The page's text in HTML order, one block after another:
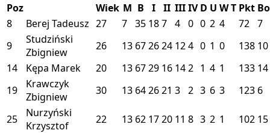
Poz Wiek M B I II IIIIV D U WT Pkt
8
Berej Tadeusz 27 7 35 187 4 0 0 2 4 72 7
9
Studziński
Zbigniew
26 13 672624 124 0 1 0 138 10
14
Kępa Marek 20 13 6729 16 142 1 4 1 133 14
19
Krawczyk
Zbigniew
30 13 642621 3 2 3 6 3 123 6
25
Nurzyński
Krzysztof
22 13 62 1720 11 8 3 2 1 102 15